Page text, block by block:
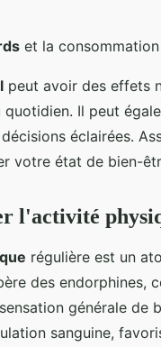
et la
peut avoir des effets
quotidien. Il peut
éclairées.
votre état de bien-
l'activité
régulière est un
des endorphines,
générale
sanguine,